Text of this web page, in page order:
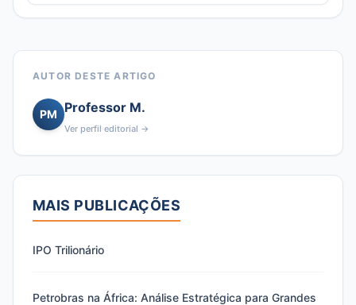
AUTOR DESTE ARTIGO
PM Professor M.
Ver perfil editorial →
MAIS PUBLICAÇÕES
IPO Trilionário
Petrobras na África: Análise Estratégica para Grandes